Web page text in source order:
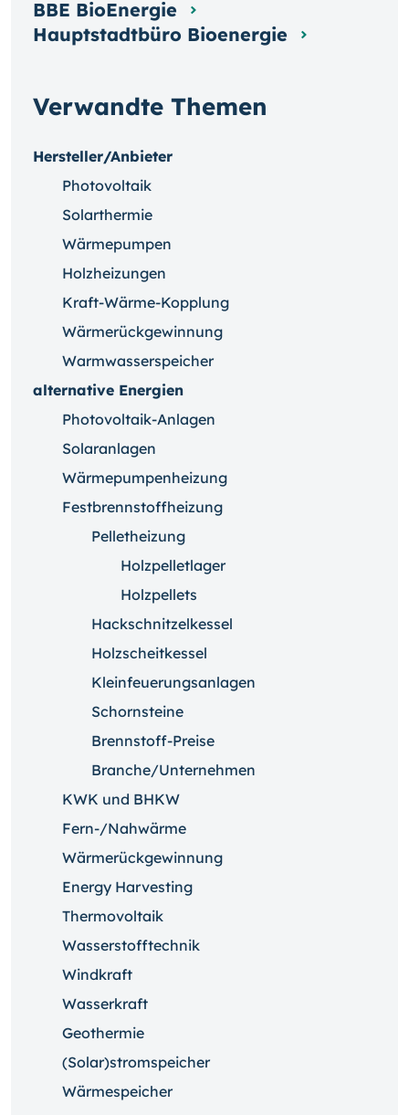
Verwandte Themen
Hersteller/Anbieter
Photovoltaik
Solarthermie
Wärmepumpen
Holzheizungen
Kraft-Wärme-Kopplung
Wärmerückgewinnung
Warmwasserspeicher
alternative Energien
Photovoltaik-Anlagen
Solaranlagen
Wärmepumpenheizung
Festbrennstoffheizung
Pelletheizung
Holzpelletlager
Holzpellets
Hackschnitzelkessel
Holzscheitkessel
Kleinfeuerungsanlagen
Schornsteine
Brennstoff-Preise
Branche/Unternehmen
KWK und BHKW
Fern-/Nahwärme
Wärmerückgewinnung
Energy Harvesting
Thermovoltaik
Wasserstofftechnik
Windkraft
Wasserkraft
Geothermie
(Solar)stromspeicher
Wärmespeicher
BBE BioEnergie
Hauptstadtbüro Bioenergie